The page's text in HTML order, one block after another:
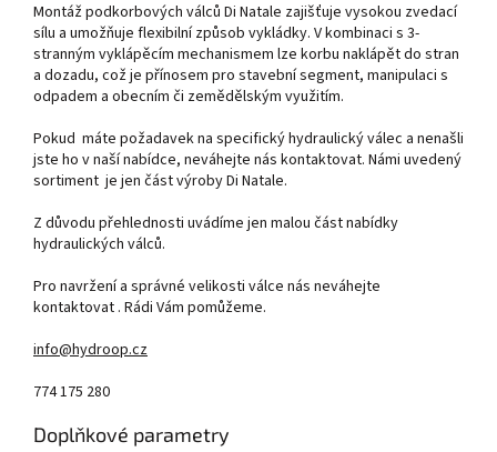
Montáž podkorbových válců Di Natale zajišťuje vysokou zvedací
sílu a umožňuje flexibilní způsob vykládky. V kombinaci s 3-
stranným vyklápěcím mechanismem lze korbu naklápět do stran
a dozadu, což je přínosem pro stavební segment, manipulaci s
odpadem a obecním či zemědělským využitím.
Pokud máte požadavek na specifický hydraulický válec a nenašli
jste ho v naší nabídce, neváhejte nás kontaktovat. Námi uvedený
sortiment je jen část výroby Di Natale.
Z důvodu přehlednosti uvádíme jen malou část nabídky
hydraulických válců.
Pro navržení a správné velikosti válce nás neváhejte
kontaktovat . Rádi Vám pomůžeme.
info@hydroop.cz
774 175 280
Doplňkové parametry